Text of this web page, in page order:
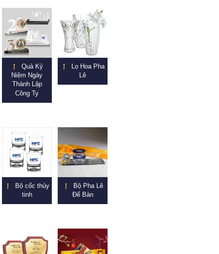
Quà Kỷ
Niệm Ngày
Thành Lập
Công Ty
Lọ Hoa Pha
Lê
Bộ cốc thủy
tinh
Bộ Pha Lê
Để Bàn